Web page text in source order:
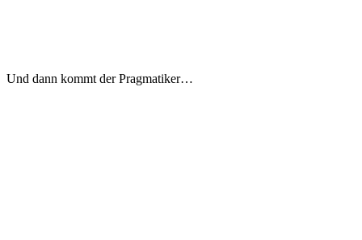
Und dann kommt der Pragmatiker…